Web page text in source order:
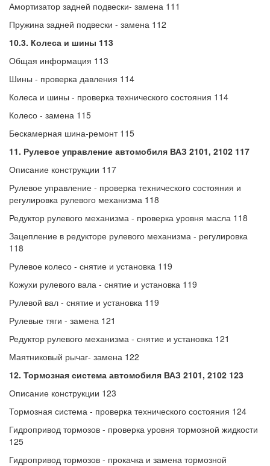
Амортизатор задней подвески- замена 111
Пружина задней подвески - замена 112
10.3. Колеса и шины 113
Общая информация 113
Шины - проверка давления 114
Колеса и шины - проверка технического состояния 114
Колесо - замена 115
Бескамерная шина-ремонт 115
11. Рулевое управление автомобиля ВАЗ 2101, 2102 117
Описание конструкции 117
Рулевое управление - проверка технического состояния и
регулировка рулевого механизма 118
Редуктор рулевого механизма - проверка уровня масла 118
Зацепление в редукторе рулевого механизма - регулировка
118
Рулевое колесо - снятие и установка 119
Кожухи рулевого вала - снятие и установка 119
Рулевой вал - снятие и установка 119
Рулевые тяги - замена 121
Редуктор рулевого механизма - снятие и установка 121
Маятниковый рычаг- замена 122
12. Тормозная система автомобиля ВАЗ 2101, 2102 123
Описание конструкции 123
Тормозная система - проверка технического состояния 124
Гидропривод тормозов - проверка уровня тормозной жидкости
125
Гидропривод тормозов - прокачка и замена тормозной